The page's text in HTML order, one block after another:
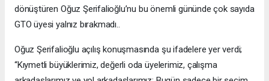
dönüştüren Oğuz Şerifalioğlu’nu bu önemli gününde çok sayıda
GTO üyesi yalnız bırakmadı..
Oğuz Şerifalioğlu açılış konuşmasında şu ifadelere yer verdi;
“Kıymetli büyüklerimiz, değerli oda üyelerimiz, çalışma